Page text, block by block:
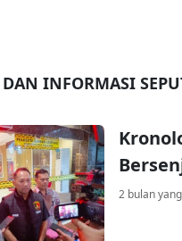
INFORMASI
2 bulan